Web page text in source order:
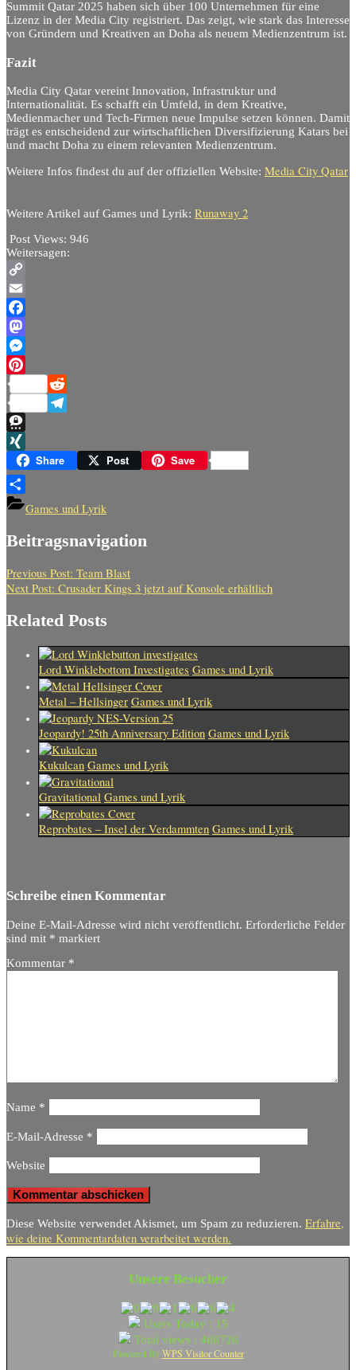
Summit Qatar 2025 haben sich über 100 Unternehmen für eine
Lizenz in der Media City registriert. Das zeigt, wie stark das Interesse
von Gründern und Kreativen an Doha als neuem Medienzentrum ist.
Fazit
Media City Qatar vereint Innovation, Infrastruktur und
Internationalität. Es schafft ein Umfeld, in dem Kreative,
Medienmacher und Tech-Firmen neue Impulse setzen können. Damit
trägt es entscheidend zur wirtschaftlichen Diversifizierung Katars bei
und macht Doha zu einem relevanten Medienzentrum.
Weitere Infos findest du auf der offiziellen Website: Media City Qatar
Weitere Artikel auf Games und Lyrik: Runaway 2
Post Views: 946
Weitersagen:
Copy
Link
Email
Facebook
Mastodon
Messenger
Pinterest
Reddit
Telegram
Threema
XINGShare Post Save
TeilenGames und Lyrik
Beitragsnavigation
Previous Post: Team Blast
Next Post: Crusader Kings 3 jetzt auf Konsole erhältlich
Related Posts
Lord Winklebottom Investigates Games und Lyrik
Metal – Hellsinger Games und Lyrik
Jeopardy! 25th Anniversary Edition Games und Lyrik
Kukulcan Games und Lyrik
Gravitational Games und Lyrik
Reprobates – Insel der Verdammten Games und Lyrik
Schreibe einen Kommentar
Deine E-Mail-Adresse wird nicht veröffentlicht. Erforderliche Felder
sind mit * markiert
Kommentar *
Name *
E-Mail-Adresse *
Website
Diese Website verwendet Akismet, um Spam zu reduzieren. Erfahre,
wie deine Kommentardaten verarbeitet werden.
Unsere Besucher
Users Today : 15
Total views : 460726
Powered By WPS Visitor Counter